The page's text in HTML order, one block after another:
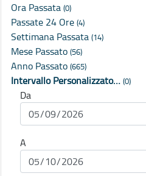
Ora Passata (0)
Passate 24 Ore (4)
Settimana Passata (14)
Mese Passato (56)
Anno Passato (665)
Intervallo Personalizzato… (0)
Da
A